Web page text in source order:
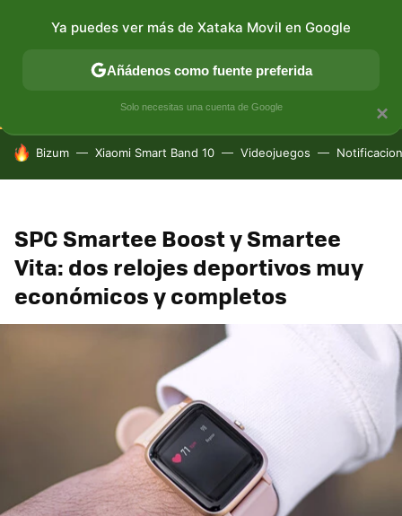
CONECTIVIDAD MÓVIL Y SOCIEDAD APLICACIONES
HOY SE HABLA DE
Bizum Xiaomi Smart Band 10 Videojuegos
SPC Smartee Boost y Smartee
Vita: dos relojes deportivos muy
económicos y completos
×
Ya puedes ver más de Xataka Movil en Google
Añádenos como fuente preferida
Solo necesitas una cuenta de Google